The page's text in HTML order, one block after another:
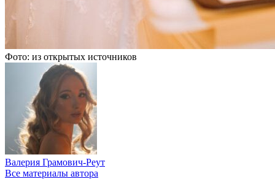
Фото: из открытых источников
Валерия Грамович-Реут
Все материалы автора